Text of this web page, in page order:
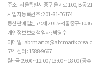
주소 : 서울특별시 중구 을지로 100, B동
사업자등록번호 : 201-81-76174
통신판매업신고 : 제 2015-서울중구-
개인정보보호 책임자 : 박영수
이메일 :
고객센터 : 1588-9667
월~금 09:00 ~ 12:00 / 13:00 ~ 18:00 (공휴